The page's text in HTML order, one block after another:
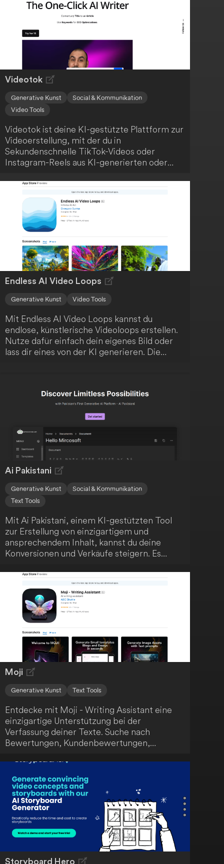
Videotok
Generative Kunst
Social & Kommunikation
Video Tools
Videotok ist deine KI-gestützte Plattform zur
Videoerstellung, mit der du in
Sekundenschnelle TikTok-Videos oder
Instagram-Reels aus KI-generierten oder
professionelle Bearbeitungsfähigkeiten zu
benötigen. Die Nutzung dieser
benutzerfreundlichen Plattform ist einfach
und intuitiv.
Endless AI Video Loops
Generative Kunst Video Tools
Mit Endless AI Video Loops kannst du
endlose, künstlerische Videoloops erstellen.
Nutze dafür einfach dein eigenes Bild oder
lass dir eines von der KI generieren. Die
Möglichkeiten zu erweitern.
Ai Pakistani
Generative Kunst
Social & Kommunikation
Text Tools
Mit Ai Pakistani, einem KI-gestützten Tool
zur Erstellung von einzigartigem und
ansprechendem Inhalt, kannst du deine
Konversionen und Verkäufe steigern. Es
Vorlagen, die den Content-
Erstellungsprozess vereinfachen und
hochwertige Ergebnisse liefern. Nutze die
fortschrittliche KI-Technologie, um schnell
einzigartige Inhalte zu generieren, wähle aus
verschiedenen Vorlagen für unterschiedliche
Zwecke und profitiere von vereinfachten
Preismodellen.
Moji
Generative Kunst Text Tools
Entdecke mit Moji - Writing Assistant eine
einzigartige Unterstützung bei der
Verfassung deiner Texte. Suche nach
Bewertungen, Kundenbewertungen,
Schreibaufgaben effizient zu erledigen.
Storyboard Hero